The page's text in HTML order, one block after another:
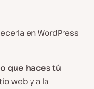
en WordPress
que haces tú
web y a la